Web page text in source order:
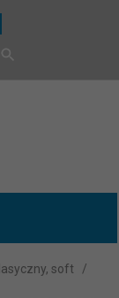
soft